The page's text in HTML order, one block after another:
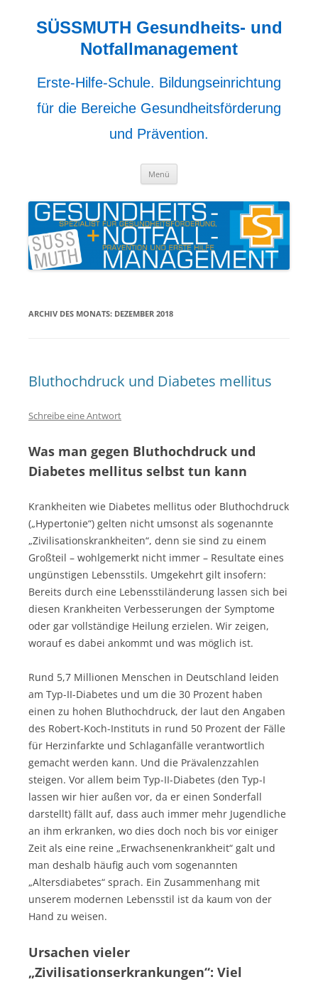
springenSÜSSMUTH Gesundheits- und
Notfallmanagement
Erste-Hilfe-Schule. Bildungseinrichtung
für die Bereiche Gesundheitsförderung
und Prävention.
Menü
ARCHIV DES MONATS: DEZEMBER 2018
Bluthochdruck und Diabetes mellitus
Schreibe eine Antwort
Was man gegen Bluthochdruck und
Diabetes mellitus selbst tun kann
Krankheiten wie Diabetes mellitus oder Bluthochdruck
(„Hypertonie“) gelten nicht umsonst als sogenannte
„Zivilisationskrankheiten“, denn sie sind zu einem
Großteil – wohlgemerkt nicht immer – Resultate eines
ungünstigen Lebensstils. Umgekehrt gilt insofern:
Bereits durch eine Lebensstiländerung lassen sich bei
diesen Krankheiten Verbesserungen der Symptome
oder gar vollständige Heilung erzielen. Wir zeigen,
worauf es dabei ankommt und was möglich ist.
Rund 5,7 Millionen Menschen in Deutschland leiden
am Typ-II-Diabetes und um die 30 Prozent haben
einen zu hohen Bluthochdruck, der laut den Angaben
des Robert-Koch-Instituts in rund 50 Prozent der Fälle
für Herzinfarkte und Schlaganfälle verantwortlich
gemacht werden kann. Und die Prävalenzzahlen
steigen. Vor allem beim Typ-II-Diabetes (den Typ-I
lassen wir hier außen vor, da er einen Sonderfall
darstellt) fällt auf, dass auch immer mehr Jugendliche
an ihm erkranken, wo dies doch noch bis vor einiger
Zeit als eine reine „Erwachsenenkrankheit“ galt und
man deshalb häufig auch vom sogenannten
„Altersdiabetes“ sprach. Ein Zusammenhang mit
unserem modernen Lebensstil ist da kaum von der
Hand zu weisen.
Ursachen vieler
„Zivilisationserkrankungen“: Viel